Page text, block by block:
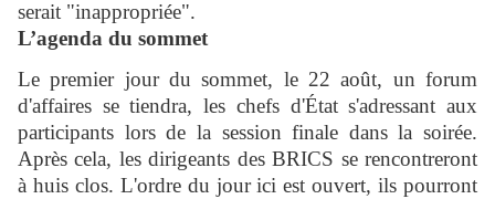
serait "inappropriée".
L’agenda du sommet
Le premier jour du sommet, le 22 août, un forum
d'affaires se tiendra, les chefs d'État s'adressant aux
participants lors de la session finale dans la soirée.
Après cela, les dirigeants des BRICS se rencontreront
à huis clos. L'ordre du jour ici est ouvert, ils pourront